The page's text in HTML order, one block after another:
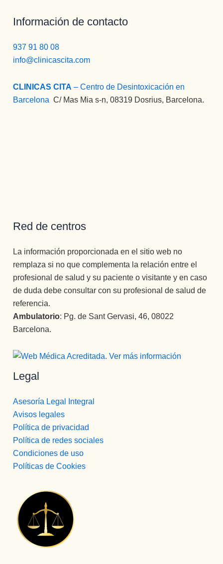
Información de contacto
937 91 80 08
info@clinicascita.com
CLINICAS CITA – Centro de Desintoxicación en
Barcelona :C/ Mas Mia s-n, 08319 Dosrius, Barcelona.
Red de centros
La información proporcionada en el sitio web no
remplaza si no que complementa la relación entre el
profesional de salud y su paciente o visitante y en caso
de duda debe consultar con su profesional de salud de
referencia.
Ambulatorio: Pg. de Sant Gervasi, 46, 08022
Barcelona.
Legal
Asesoría Legal Integral
Avisos legales
Política de privacidad
Política de redes sociales
Condiciones de uso
Políticas de Cookies